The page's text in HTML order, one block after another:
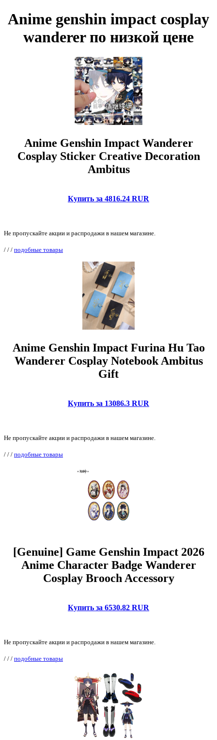
Anime genshin impact cosplay
wanderer по низкой цене
Anime Genshin Impact Wanderer
Cosplay Sticker Creative Decoration
Ambitus
Купить за 4816.24 RUR
Не пропускайте акции и распродажи в нашем магазине.
/ / / подобные товары
Anime Genshin Impact Furina Hu Tao
Wanderer Cosplay Notebook Ambitus
Gift
Купить за 13086.3 RUR
Не пропускайте акции и распродажи в нашем магазине.
/ / / подобные товары
[Genuine] Game Genshin Impact 2026
Anime Character Badge Wanderer
Cosplay Brooch Accessory
Купить за 6530.82 RUR
Не пропускайте акции и распродажи в нашем магазине.
/ / / подобные товары